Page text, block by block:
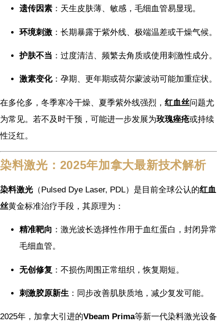
遗传因素 ：天生皮肤薄、敏感，毛细血管易显现。
环境刺激 ：长期暴露于紫外线、极端温差或干燥气候。
护肤不当 ：过度清洁、频繁去角质或使用刺激性成分。
激素变化：孕期、更年期或荷尔蒙波动可能加重症状。
在多伦多，冬季寒冷干燥、夏季紫外线强烈， 红血丝问题尤
为常见。若不及时干预，可能进一步发展为玫瑰痤疮或持续
性泛红。
染料激光：2025年加拿大最新技术解析
染料激光 （Pulsed Dye Laser, PDL）是目前全球公认的红血
丝黄金标准治疗手段，其原理为：
精准靶向 ：激光波长选择性作用于血红蛋白，封闭异常
毛细血管。
无创修复 ：不损伤周围正常组织，恢复期短。
刺激胶原新生 ：同步改善肌肤质地，减少复发可能。
2025年，加拿大引进的Vbeam Prima等新一代染料激光设备